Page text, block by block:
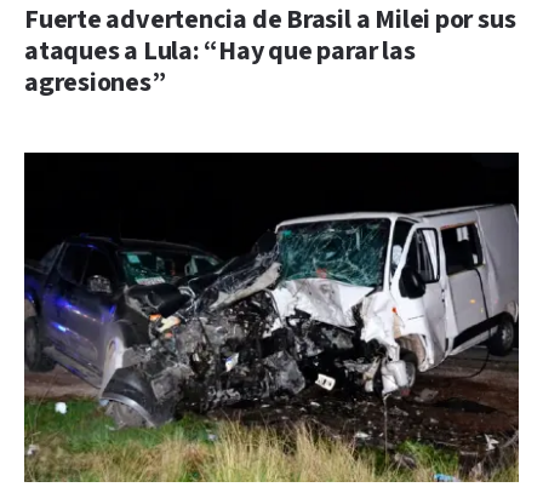
Fuerte advertencia de Brasil a Milei por sus
ataques a Lula: “Hay que parar las
agresiones”